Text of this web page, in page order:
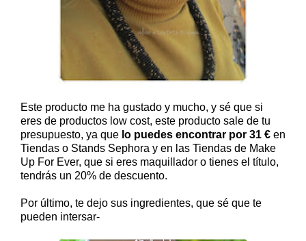
Este producto me ha gustado y mucho, y sé que si
eres de productos low cost, este producto sale de tu
presupuesto, ya que lo puedes encontrar por 31 € en
Tiendas o Stands Sephora y en las Tiendas de Make
Up For Ever, que si eres maquillador o tienes el título,
tendrás un 20% de descuento.
Por último, te dejo sus ingredientes, que sé que te
pueden intersar-